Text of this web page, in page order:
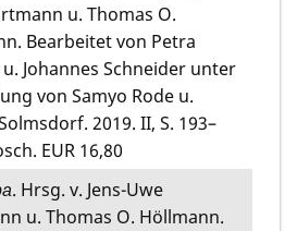
u. Thomas O.
Bearbeitet von Petra
Johannes Schneider unter
von Samyo Rode u.
2019. II, S. 193–
EUR 16,80
. Hrsg. v. Jens-Uwe
u. Thomas O. Höllmann.